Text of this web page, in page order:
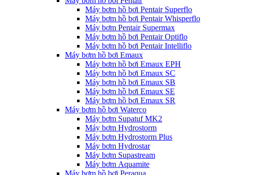
Máy bơm hồ bơi Pentair Superflo
Máy bơm hồ bơi Pentair Whisperflo
Máy bơm Pentair Supermax
Máy bơm hồ bơi Pentair Optiflo
Máy bơm hồ bơi Pentair Intelliflo
Máy bơm hồ bơi Emaux
Máy bơm hồ bơi Emaux EPH
Máy bơm hồ bơi Emaux SC
Máy bơm hồ bơi Emaux SB
Máy bơm hồ bơi Emaux SE
Máy bơm hồ bơi Emaux SR
Máy bơm hồ bơi Waterco
Máy bơm Supatuf MK2
Máy bơm Hydrostorm
Máy bơm Hydrostorm Plus
Máy bơm Hydrostar
Máy bơm Supastream
Máy bơm Aquamite
Máy bơm hồ bơi Peraqua